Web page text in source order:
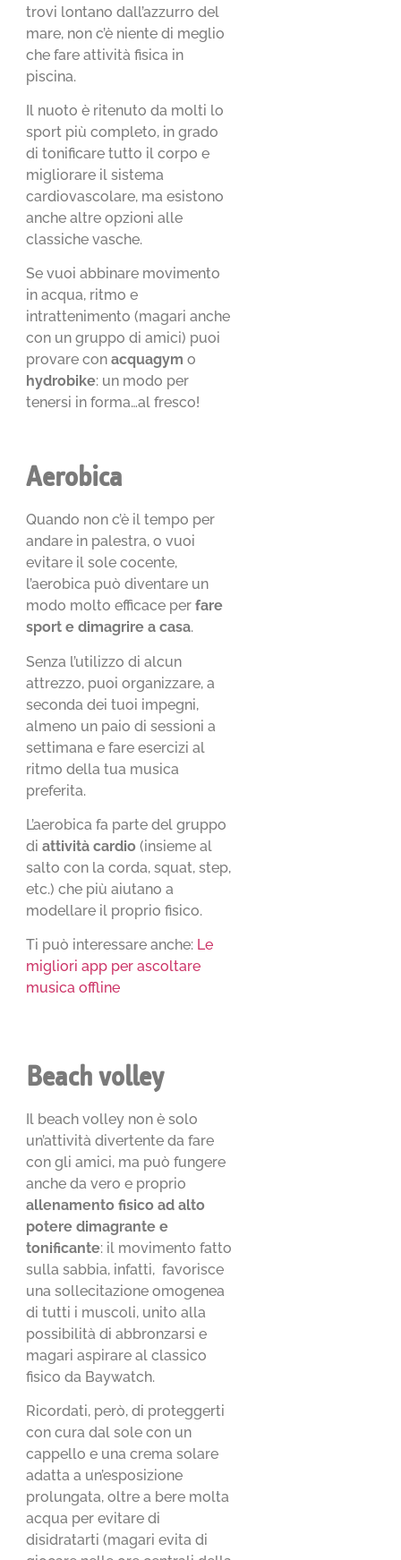
trovi lontano dall’azzurro del
mare, non c’è niente di meglio
che fare attività fisica in
piscina.
Il nuoto è ritenuto da molti lo
sport più completo, in grado
di tonificare tutto il corpo e
migliorare il sistema
cardiovascolare, ma esistono
anche altre opzioni alle
classiche vasche.
Se vuoi abbinare movimento
in acqua, ritmo e
intrattenimento (magari anche
con un gruppo di amici) puoi
provare conacquagym o
hydrobike: un modo per
tenersi in forma…al fresco!
Aerobica
Quando non c’è il tempo per
andare in palestra, o vuoi
evitare il sole cocente,
l’aerobica può diventare un
modo molto efficace perfare
sport e dimagrire a casa.
Senza l’utilizzo di alcun
attrezzo, puoi organizzare, a
seconda dei tuoi impegni,
almeno un paio di sessioni a
settimana e fare esercizi al
ritmo della tua musica
preferita.
L’aerobica fa parte del gruppo
diattività cardio (insieme al
salto con la corda, squat, step,
etc.) che più aiutano a
modellare il proprio fisico.
Ti può interessare anche: Le
migliori app per ascoltare
musica offline
Beach volley
Il beach volley non è solo
un’attività divertente da fare
con gli amici, ma può fungere
anche da vero e proprio
allenamento fisico ad alto
potere dimagrante e
tonificante: il movimento fatto
sulla sabbia, infatti, favorisce
una sollecitazione omogenea
di tutti i muscoli, unito alla
possibilità di abbronzarsi e
magari aspirare al classico
fisico da Baywatch.
Ricordati, però, di proteggerti
con cura dal sole con un
cappello e una crema solare
adatta a un’esposizione
prolungata, oltre a bere molta
acqua per evitare di
disidratarti (magari evita di